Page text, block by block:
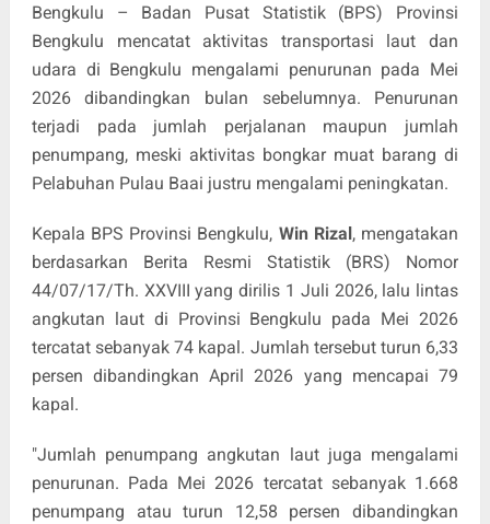
Bengkulu – Badan Pusat Statistik (BPS) Provinsi
Bengkulu mencatat aktivitas transportasi laut dan
udara di Bengkulu mengalami penurunan pada Mei
2026 dibandingkan bulan sebelumnya. Penurunan
terjadi pada jumlah perjalanan maupun jumlah
penumpang, meski aktivitas bongkar muat barang di
Pelabuhan Pulau Baai justru mengalami peningkatan.
Kepala BPS Provinsi Bengkulu, Win Rizal, mengatakan
berdasarkan Berita Resmi Statistik (BRS) Nomor
44/07/17/Th. XXVIII yang dirilis 1 Juli 2026, lalu lintas
angkutan laut di Provinsi Bengkulu pada Mei 2026
tercatat sebanyak 74 kapal. Jumlah tersebut turun 6,33
persen dibandingkan April 2026 yang mencapai 79
kapal.
"Jumlah penumpang angkutan laut juga mengalami
penurunan. Pada Mei 2026 tercatat sebanyak 1.668
penumpang atau turun 12,58 persen dibandingkan